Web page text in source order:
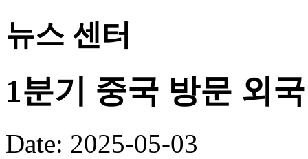
뉴스 센터
1분기 중국 방문 외
Date: 2025-05-03